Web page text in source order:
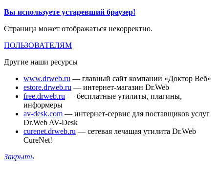
Вы используете устаревший браузер!
Страница может отображаться некорректно.
ПОЛЬЗОВАТЕЛЯМ
Другие наши ресурсы
www.drweb.ru — главный сайт компании «Доктор Веб»
estore.drweb.ru — интернет-магазин Dr.Web
free.drweb.ru — бесплатные утилиты, плагины,
информеры
av-desk.com — интернет-сервис для поставщиков услуг
Dr.Web AV-Desk
curenet.drweb.ru — сетевая лечащая утилита Dr.Web
CureNet!
Закрыть